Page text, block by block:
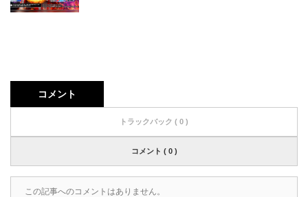
コメント
トラックバック ( 0 )
コメント ( 0 )
この記事へのコメントはありません。